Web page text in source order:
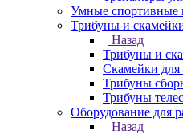
Умные спортивные
Трибуны и
Назад
Трибуны и
Скамейки для
Трибуны
Трибуны
Оборудование для
Назад